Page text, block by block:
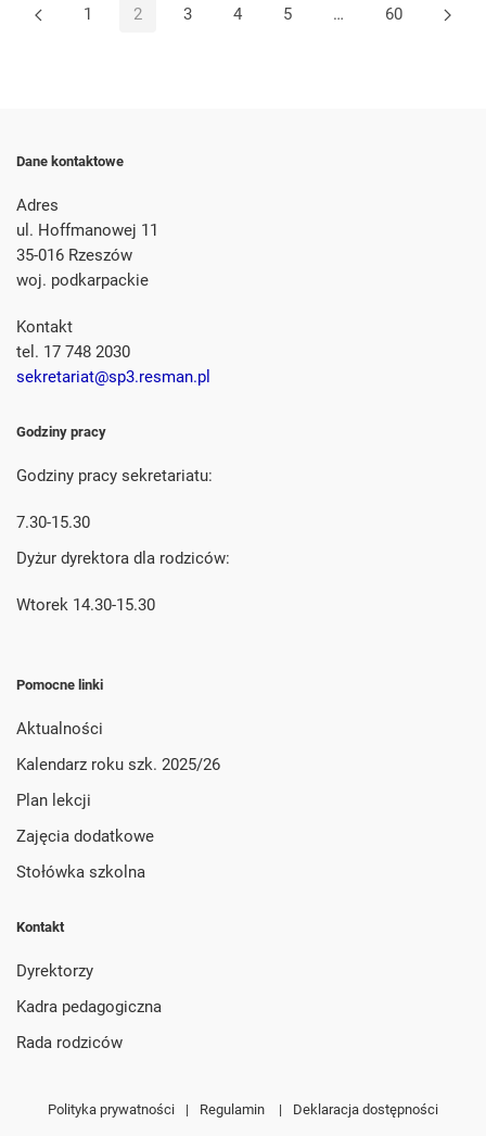
1 2 3 4 5 … 60
Dane kontaktowe
Adres
ul. Hoffmanowej 11
35-016 Rzeszów
woj. podkarpackie
Kontakt
tel. 17 748 2030
sekretariat@sp3.resman.pl
Godziny pracy
Godziny pracy sekretariatu:
7.30-15.30
Dyżur dyrektora dla rodziców:
Wtorek 14.30-15.30
Pomocne linki
Aktualności
Kalendarz roku szk. 2025/26
Plan lekcji
Zajęcia dodatkowe
Stołówka szkolna
Kontakt
Dyrektorzy
Kadra pedagogiczna
Rada rodziców
Polityka prywatności | Regulamin | Deklaracja dostępności